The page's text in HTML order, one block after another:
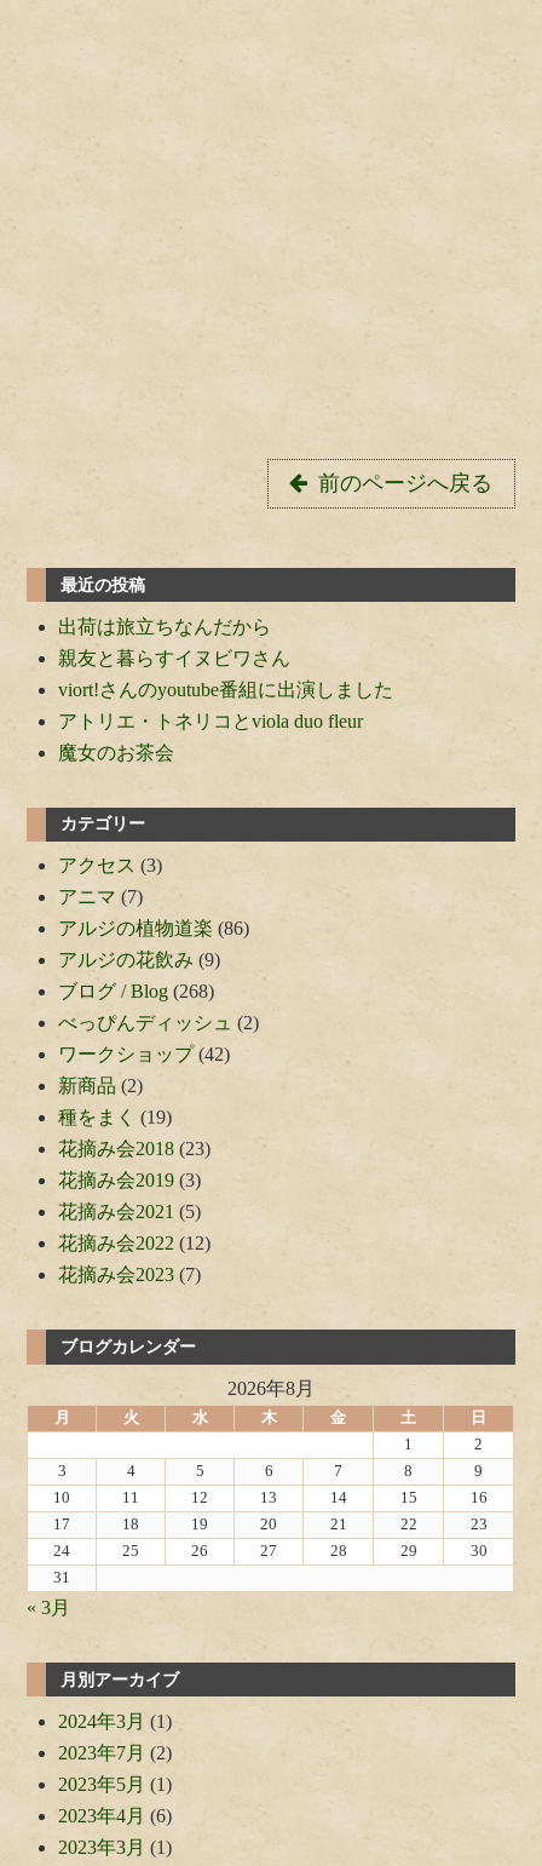
前のページへ戻る
最近の投稿
出荷は旅立ちなんだから
親友と暮らすイヌビワさん
viort!さんのyoutube番組に出演しました
アトリエ・トネリコとviola duo fleur
魔女のお茶会
カテゴリー
アクセス (3)
アニマ (7)
アルジの植物道楽 (86)
アルジの花飲み (9)
ブログ / Blog (268)
べっぴんディッシュ (2)
ワークショップ(42)
新商品 (2)
種をまく (19)
花摘み会2018 (23)
花摘み会2019 (3)
花摘み会2021 (5)
花摘み会2022 (12)
花摘み会2023 (7)
ブログカレンダー
2026年8月
月 火 水 木 金 土
日
1
2
3
4 5 6 7 8
9
10
11 12 13 14 15
16
17
18 19 20 21 22
23
24
25 26 27 28 29
30
31
« 3月
月別アーカイブ
2024年3月 (1)
2023年7月 (2)
2023年5月 (1)
2023年4月 (6)
2023年3月 (1)